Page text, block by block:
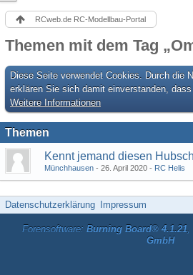
RCweb.de RC-Modellbau-Portal
Themen mit dem Tag
Diese Seite verwendet Cookies. Durch die
erklären Sie sich damit einverstanden,
Weitere Informationen
Themen
Kennt jemand diesen
Münchhausen 26. April 2020 RC Helis
Datenschutzerklärung Impressum
Forensoftware: Burning Board® 4.1.21,
GmbH